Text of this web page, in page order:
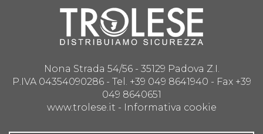
Nona Strada 54/56 - 35129 Padova Z.I.
P.IVA 04354090286 - Tel. +39 049 8641940 - Fax +39
049 8640651
www.trolese.it - Informativa cookie